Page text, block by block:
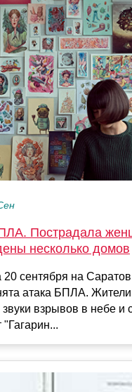
Пострадала
несколько домов
20 сентября на
атака БПЛА. Жители
взрывов в небе и